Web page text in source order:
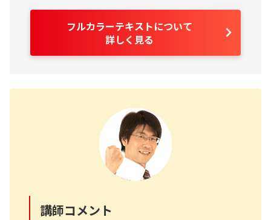
フルカラーテキストについて
詳しく見る
講師コメント